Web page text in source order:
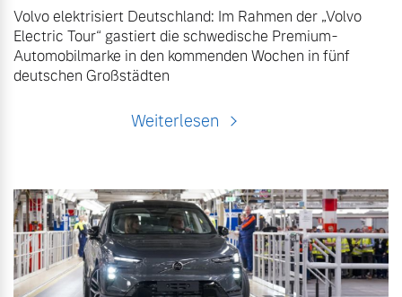
Volvo elektrisiert Deutschland: Im Rahmen der „Volvo
Electric Tour“ gastiert die schwedische Premium-
Automobilmarke in den kommenden Wochen in fünf
deutschen Großstädten
Weiterlesen